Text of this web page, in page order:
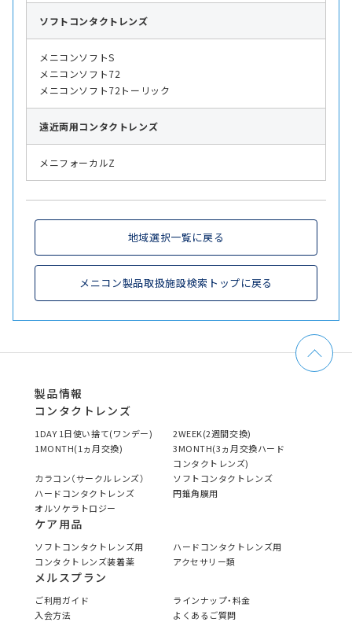
ソフト コンタクトレンズ
メニコンソフトS
メニコンソフト72
メニコンソフト72トーリック
遠近両用コンタクトレンズ
メニフォーカルZ
地域選択一覧に戻る
メニコン製品取扱施設検索トップに戻る
製品情報
コンタクトレンズ
1DAY 1日使い捨て(ワンデー)
2WEEK(2週間交換)
1MONTH(1ヵ月交換)
3MONTH(3ヵ月交換ハード
コンタクトレンズ)
カラコン（サークルレンズ）
ソフトコンタクトレンズ
ハードコンタクトレンズ
円錐角膜用
オルソケラトロジー
ケア用品
ソフトコンタクトレンズ用
ハードコンタクトレンズ用
コンタクトレンズ装着薬
アクセサリー類
メルスプラン
ご利用ガイド
ラインナップ・料金
入会方法
よくあるご質問